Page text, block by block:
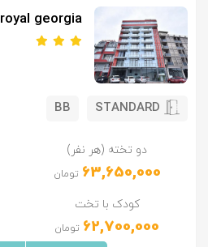
royal georgia
STANDARD
BB
دو تخته (هر نفر)
63,650,000 تومان
کودک با تخت
62,700,000 تومان